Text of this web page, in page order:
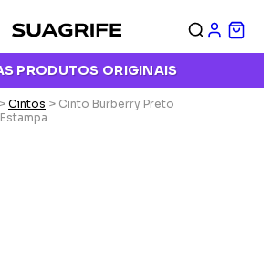
PRODUTOS ORIGINAIS
> Cintos > Cinto Burberry Preto